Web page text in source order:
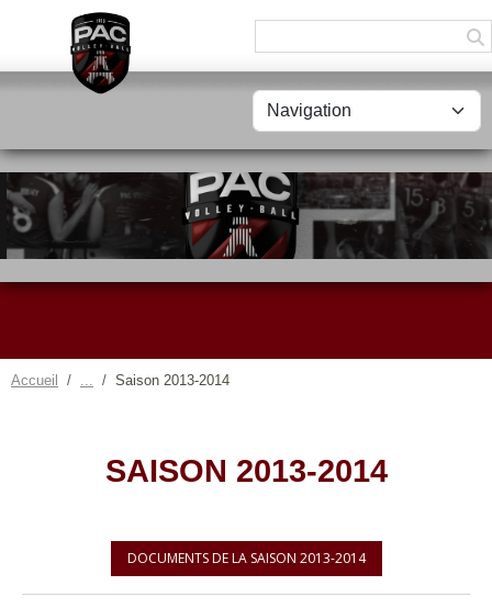
Accueil Saison 2013-2014
SAISON 2013-2014
DOCUMENTS DE LA SAISON 2013-2014
Panneau de gestion des cookies